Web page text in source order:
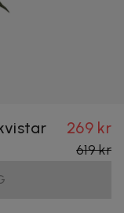
269 kr
619 kr